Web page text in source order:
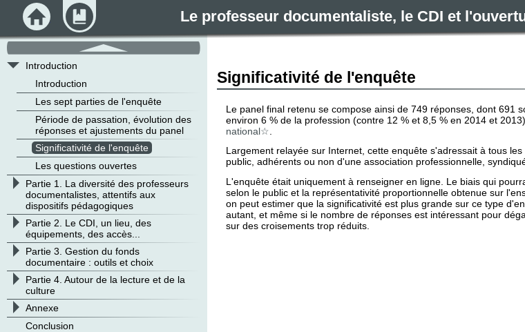
Le professeur documentaliste, le CDI et
Significativité de l'enquête
Le panel final retenu se compose ainsi de 749 réponses, dont 691
environ 6 % de la profession (contre 12 % et 8,5 % en 2014 et
national
Largement relayée sur Internet, cette enquête s'adressait à tous
public, adhérents ou non d'une association professionnelle,
L'enquête était uniquement à renseigner en ligne. Le biais qui
selon le public et la représentativité proportionnelle obtenue sur
on peut estimer que la significativité est plus grande sur ce type
autant, et même si le nombre de réponses est intéressant pour
sur des croisements trop réduits.
Introduction
Introduction
Les sept parties de l'enquête
Période de passation, évolution des
réponses et ajustements du panel
Significativité de l'enquête
Les questions ouvertes
Partie 1. La diversité des professeurs
documentalistes, attentifs aux
dispositifs pédagogiques
Partie 2. Le CDI, un lieu, des
équipements, des accès...
Partie 3. Gestion du fonds
documentaire : outils et choix
Partie 4. Autour de la lecture et de la
culture
Annexe
Conclusion
Accueil Module